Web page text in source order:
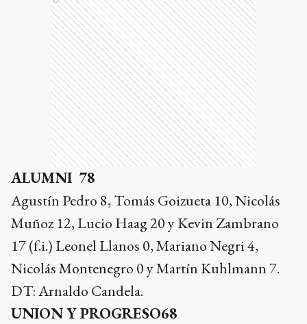
ALUMNI 78
Agustín Pedro 8, Tomás Goizueta 10, Nicolás
Muñoz 12, Lucio Haag 20 y Kevin Zambrano
17 (f.i.) Leonel Llanos 0, Mariano Negri 4,
Nicolás Montenegro 0 y Martín Kuhlmann 7.
DT: Arnaldo Candela.
UNION Y PROGRESO68